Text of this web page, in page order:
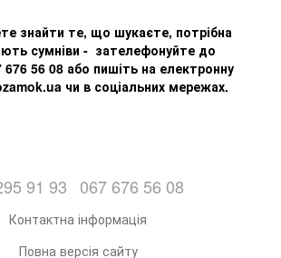
знайти те, що шукаєте, потрібна
сумніви - зателефонуйте до
56 08 або пишіть на електронну
чи в соціальних мережах.
91 93 067 676 56 08
Контактна інформація
Повна версія сайту